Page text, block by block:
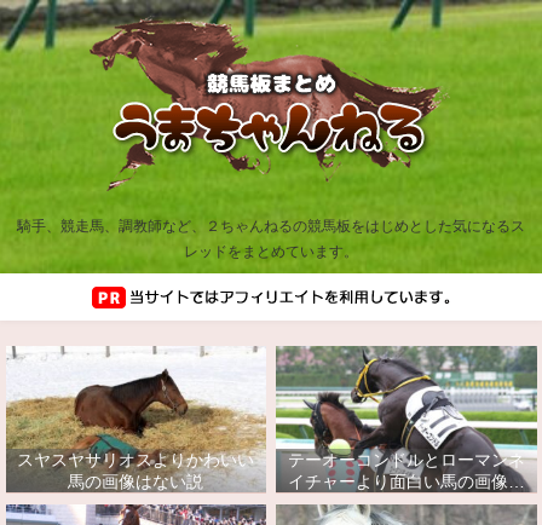
騎手、競走馬、調教師など、２ちゃんねるの競馬板をはじめとした気になるス
レッドをまとめています。
スヤスヤサリオスよりかわいい
馬の画像はない説
テーオーコンドルとローマンネ
イチャーより面白い馬の画像っ
てあるの？